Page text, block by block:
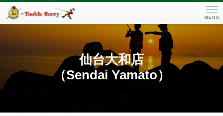
MENU
仙台大和店
（Sendai Yamato）